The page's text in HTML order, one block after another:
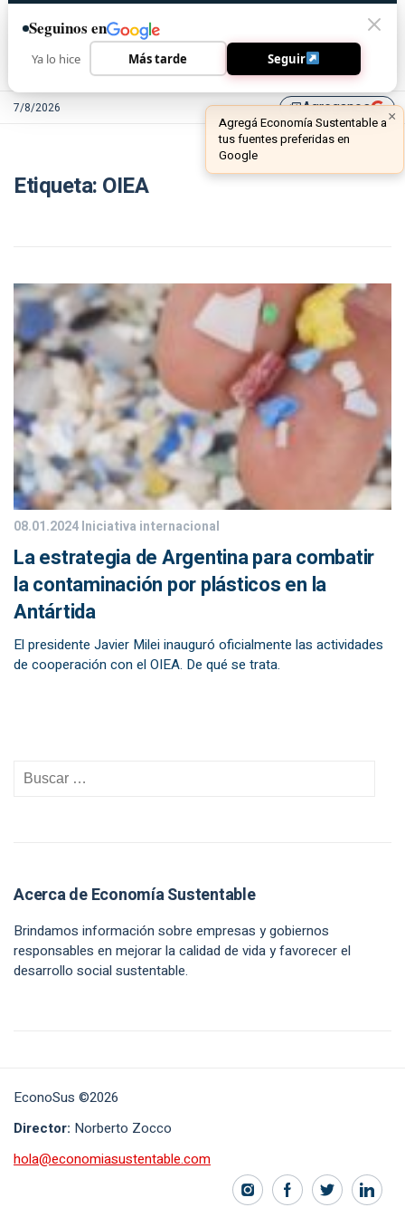
7/8/2026 library_addAgreganos ×
Agregá Economía Sustentable a
tus fuentes preferidas en
Google
Etiqueta: OIEA
08.01.2024Iniciativa internacional
La estrategia de Argentina para combatir
la contaminación por plásticos en la
Antártida
El presidente Javier Milei inauguró oficialmente las actividades
de cooperación con el OIEA. De qué se trata.
Acerca de Economía Sustentable
Brindamos información sobre empresas y gobiernos
responsables en mejorar la calidad de vida y favorecer el
desarrollo social sustentable.
EconoSus ©2026
Director: Norberto Zocco
hola@economiasustentable.com
Seguinos en
Ya lo hice Más tarde Seguir